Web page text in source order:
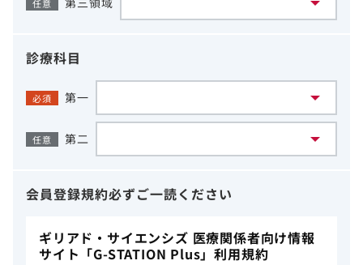
任意
診療科目
必須 第一
任意 第二
会員登録規約必ずご一読ください
ギリアド・サイエンシズ 医療関係者向け情報
サイト「G-STATION Plus」利用規約